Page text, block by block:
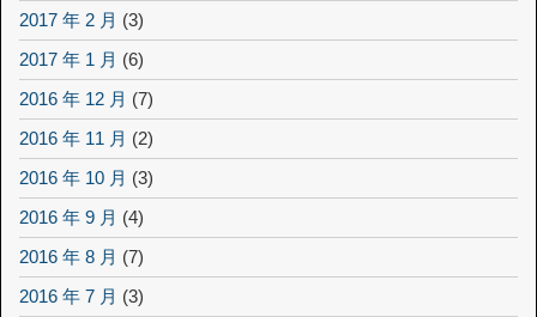
2017 年 2 月 (3)
2017 年 1 月 (6)
2016 年 12 月 (7)
2016 年 11 月 (2)
2016 年 10 月 (3)
2016 年 9 月 (4)
2016 年 8 月 (7)
2016 年 7 月 (3)